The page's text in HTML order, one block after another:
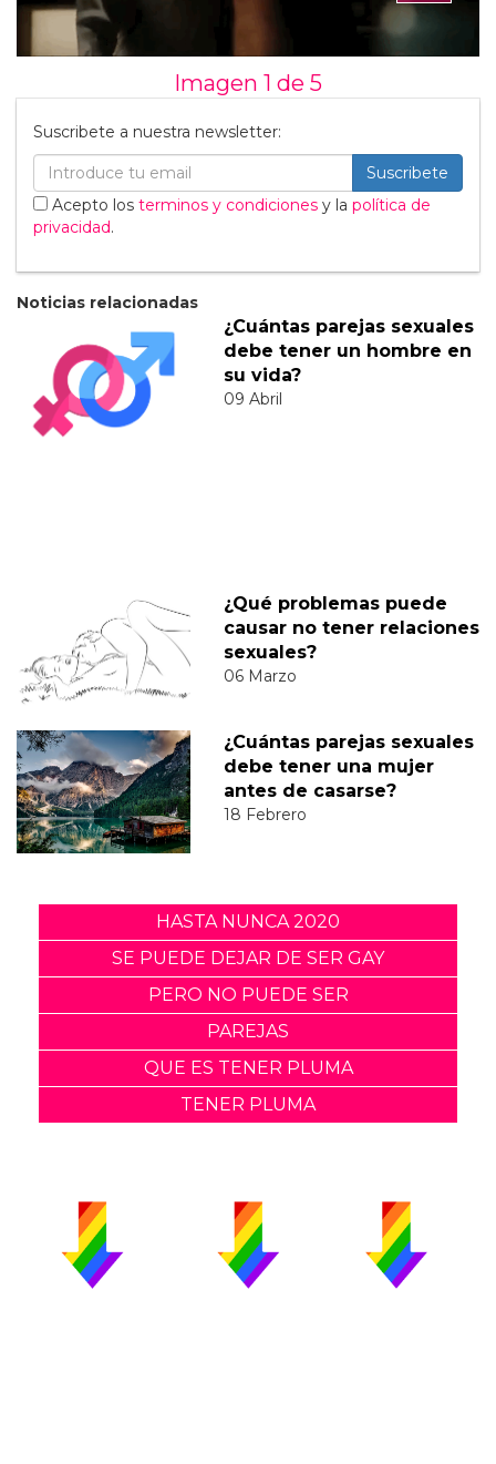
Imagen 1 de 5
Suscribete a nuestra newsletter:
Suscribete
Acepto los terminos y condiciones y la política de
privacidad.
Noticias relacionadas
¿Cuántas parejas sexuales
debe tener un hombre en
su vida?
09 Abril
¿Qué problemas puede
causar no tener relaciones
sexuales?
06 Marzo
¿Cuántas parejas sexuales
debe tener una mujer
antes de casarse?
18 Febrero
HASTA NUNCA 2020
SE PUEDE DEJAR DE SER GAY
PERO NO PUEDE SER
PAREJAS
QUE ES TENER PLUMA
TENER PLUMA